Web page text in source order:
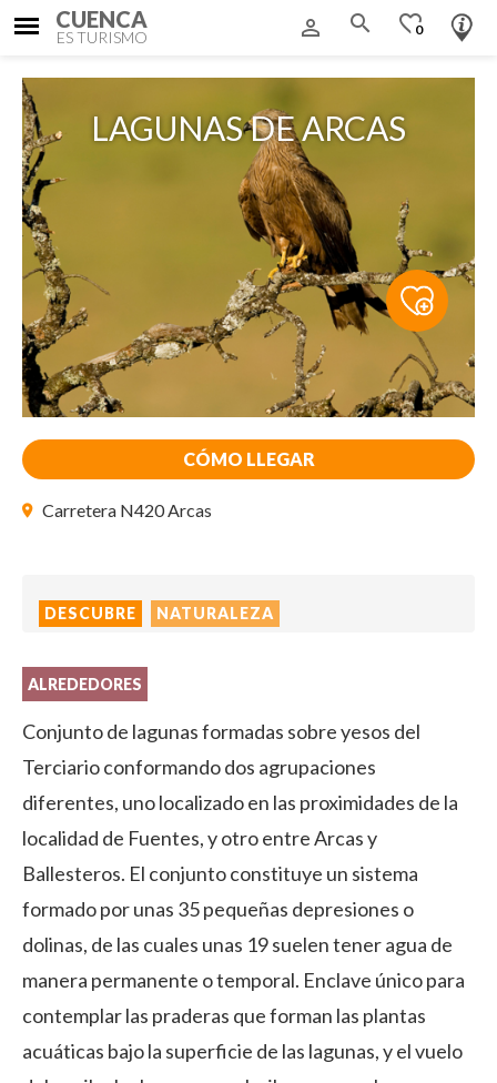
CUENCA
ES TURISMO person_outline search favorite_border
0
CÓMO LLEGAR
Carretera N420 Arcas
DESCUBRE NATURALEZA
LAGUNAS DE ARCAS
ALREDEDORES
Conjunto de lagunas formadas sobre yesos del
Terciario conformando dos agrupaciones
diferentes, uno localizado en las proximidades de la
localidad de Fuentes, y otro entre Arcas y
Ballesteros. El conjunto constituye un sistema
formado por unas 35 pequeñas depresiones o
dolinas, de las cuales unas 19 suelen tener agua de
manera permanente o temporal. Enclave único para
contemplar las praderas que forman las plantas
acuáticas bajo la superficie de las lagunas, y el vuelo